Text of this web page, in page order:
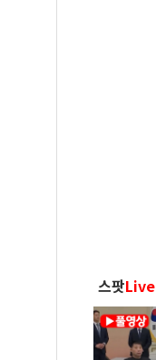
스팟Live